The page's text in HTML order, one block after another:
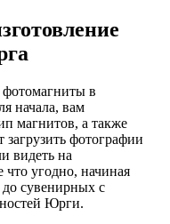
фотомагниты в
начала, вам
магнитов, а также
загрузить фотографии
видеть на
угодно, начиная
сувенирных с
Юрги.